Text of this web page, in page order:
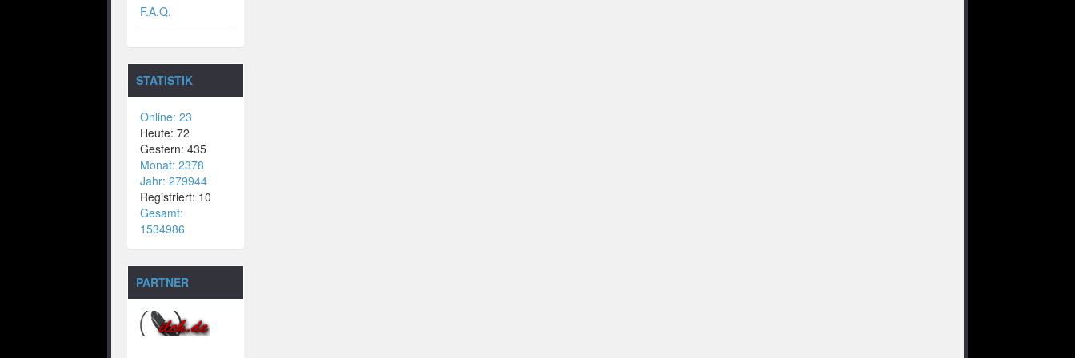
F.A.Q.
STATISTIK
Online: 23
Heute: 72
Gestern: 435
Monat: 2378
Jahr: 279944
Registriert: 10
Gesamt:
1534986
PARTNER